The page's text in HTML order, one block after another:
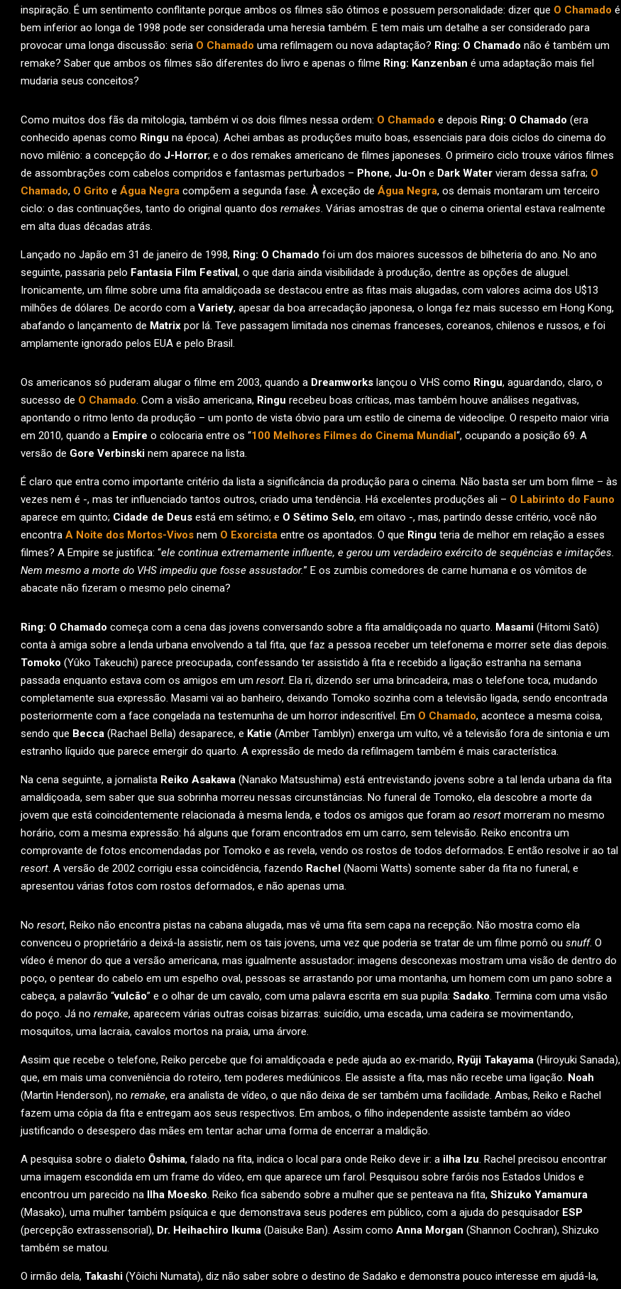
inspiração. É um sentimento conflitante porque ambos os filmes são ótimos e possuem personalidade: dizer que O Chamado é
bem inferior ao longa de 1998 pode ser considerada uma heresia também. E tem mais um detalhe a ser considerado para
provocar uma longa discussão: seria O Chamado uma refilmagem ou nova adaptação? Ring: O Chamado não é também um
remake? Saber que ambos os filmes são diferentes do livro e apenas o filme Ring: Kanzenban é uma adaptação mais fiel
mudaria seus conceitos?
Como muitos dos fãs da mitologia, também vi os dois filmes nessa ordem: O Chamado e depois Ring: O Chamado (era
conhecido apenas como Ringu na época). Achei ambas as produções muito boas, essenciais para dois ciclos do cinema do
novo milênio: a concepção do J-Horror; e o dos remakes americano de filmes japoneses. O primeiro ciclo trouxe vários filmes
de assombrações com cabelos compridos e fantasmas perturbados – Phone, Ju-On e Dark Water vieram dessa safra; O
Chamado, O Grito e Água Negra compõem a segunda fase. À exceção de Água Negra, os demais montaram um terceiro
ciclo: o das continuações, tanto do original quanto dos remakes. Várias amostras de que o cinema oriental estava realmente
em alta duas décadas atrás.
Lançado no Japão em 31 de janeiro de 1998, Ring: O Chamado foi um dos maiores sucessos de bilheteria do ano. No ano
seguinte, passaria pelo Fantasia Film Festival , o que daria ainda visibilidade à produção, dentre as opções de aluguel.
Ironicamente, um filme sobre uma fita amaldiçoada se destacou entre as fitas mais alugadas, com valores acima dos U$13
milhões de dólares. De acordo com a Variety, apesar da boa arrecadação japonesa, o longa fez mais sucesso em Hong Kong,
abafando o lançamento de Matrix por lá. Teve passagem limitada nos cinemas franceses, coreanos, chilenos e russos, e foi
amplamente ignorado pelos EUA e pelo Brasil.
Os americanos só puderam alugar o filme em 2003, quando a Dreamworks lançou o VHS como Ringu, aguardando, claro, o
sucesso de O Chamado. Com a visão americana, Ringu recebeu boas críticas, mas também houve análises negativas,
apontando o ritmo lento da produção – um ponto de vista óbvio para um estilo de cinema de videoclipe. O respeito maior viria
em 2010, quando a Empire o colocaria entre os “100 Melhores Filmes do Cinema Mundial “, ocupando a posição 69. A
versão de Gore Verbinski nem aparece na lista.
É claro que entra como importante critério da lista a significância da produção para o cinema. Não basta ser um bom filme – às
vezes nem é -, mas ter influenciado tantos outros, criado uma tendência. Há excelentes produções ali – O Labirinto do Fauno
aparece em quinto; Cidade de Deus está em sétimo; e O Sétimo Selo, em oitavo -, mas, partindo desse critério, você não
encontra A Noite dos Mortos-Vivos nem O Exorcista entre os apontados. O que Ringu teria de melhor em relação a esses
filmes? A Empire se justifica: “ele continua extremamente influente, e gerou um verdadeiro exército de sequências e imitações.
Nem mesmo a morte do VHS impediu que fosse assustador.” E os zumbis comedores de carne humana e os vômitos de
abacate não fizeram o mesmo pelo cinema?
Ring: O Chamado começa com a cena das jovens conversando sobre a fita amaldiçoada no quarto. Masami (Hitomi Satô)
conta à amiga sobre a lenda urbana envolvendo a tal fita, que faz a pessoa receber um telefonema e morrer sete dias depois.
Tomoko (Yûko Takeuchi) parece preocupada, confessando ter assistido à fita e recebido a ligação estranha na semana
passada enquanto estava com os amigos em um resort. Ela ri, dizendo ser uma brincadeira, mas o telefone toca, mudando
completamente sua expressão. Masami vai ao banheiro, deixando Tomoko sozinha com a televisão ligada, sendo encontrada
posteriormente com a face congelada na testemunha de um horror indescritível. Em O Chamado, acontece a mesma coisa,
sendo que Becca (Rachael Bella) desaparece, e Katie (Amber Tamblyn) enxerga um vulto, vê a televisão fora de sintonia e um
estranho líquido que parece emergir do quarto. A expressão de medo da refilmagem também é mais característica.
Na cena seguinte, a jornalista Reiko Asakawa (Nanako Matsushima) está entrevistando jovens sobre a tal lenda urbana da fita
amaldiçoada, sem saber que sua sobrinha morreu nessas circunstâncias. No funeral de Tomoko, ela descobre a morte da
jovem que está coincidentemente relacionada à mesma lenda, e todos os amigos que foram ao resort morreram no mesmo
horário, com a mesma expressão: há alguns que foram encontrados em um carro, sem televisão. Reiko encontra um
comprovante de fotos encomendadas por Tomoko e as revela, vendo os rostos de todos deformados. E então resolve ir ao tal
resort. A versão de 2002 corrigiu essa coincidência, fazendo Rachel (Naomi Watts) somente saber da fita no funeral, e
apresentou várias fotos com rostos deformados, e não apenas uma.
No resort, Reiko não encontra pistas na cabana alugada, mas vê uma fita sem capa na recepção. Não mostra como ela
convenceu o proprietário a deixá-la assistir, nem os tais jovens, uma vez que poderia se tratar de um filme pornô ou snuff. O
vídeo é menor do que a versão americana, mas igualmente assustador: imagens desconexas mostram uma visão de dentro do
poço, o pentear do cabelo em um espelho oval, pessoas se arrastando por uma montanha, um homem com um pano sobre a
cabeça, a palavrão “vulcão” e o olhar de um cavalo, com uma palavra escrita em sua pupila: Sadako. Termina com uma visão
do poço. Já no remake, aparecem várias outras coisas bizarras: suicídio, uma escada, uma cadeira se movimentando,
mosquitos, uma lacraia, cavalos mortos na praia, uma árvore.
Assim que recebe o telefone, Reiko percebe que foi amaldiçoada e pede ajuda ao ex-marido, Ryūji Takayama (Hiroyuki Sanada),
que, em mais uma conveniência do roteiro, tem poderes mediúnicos. Ele assiste a fita, mas não recebe uma ligação. Noah
(Martin Henderson), no remake, era analista de vídeo, o que não deixa de ser também uma facilidade. Ambas, Reiko e Rachel
fazem uma cópia da fita e entregam aos seus respectivos. Em ambos, o filho independente assiste também ao vídeo
justificando o desespero das mães em tentar achar uma forma de encerrar a maldição.
A pesquisa sobre o dialeto Ōshima, falado na fita, indica o local para onde Reiko deve ir: a ilha Izu. Rachel precisou encontrar
uma imagem escondida em um frame do vídeo, em que aparece um farol. Pesquisou sobre faróis nos Estados Unidos e
encontrou um parecido na
Ilha Moesko. Reiko fica sabendo sobre a mulher que se penteava na fita, Shizuko Yamamura
(Masako), uma mulher também psíquica e que demonstrava seus poderes em público, com a ajuda do pesquisador ESP
(percepção extrassensorial), Dr. Heihachiro Ikuma (Daisuke Ban). Assim como Anna Morgan (Shannon Cochran), Shizuko
também se matou.
O irmão dela, Takashi (Yôichi Numata), diz não saber sobre o destino de Sadako e demonstra pouco interesse em ajudá-la,